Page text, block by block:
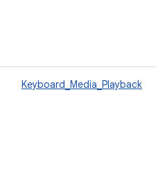
Keyboard_Media_Playback